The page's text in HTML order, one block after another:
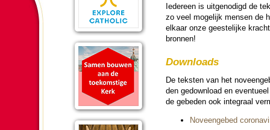
Ie­der­een is uit­ge­no­digd de
zo veel moge­lijk mensen de
elkaar onze gees­te­lij­ke
bronnen!
Downloads
De teksten van het
den gedownload en
de gebe­den ook in­te­graal
Noveen­ge­bed